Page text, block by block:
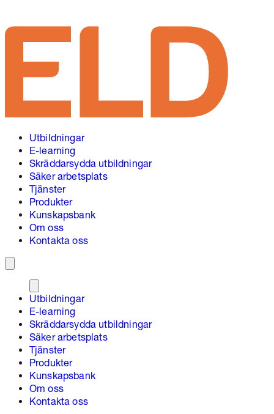
innehåll
Utbildningar
E-learning
Skräddarsydda utbildningar
Säker arbetsplats
Tjänster
Produkter
Kunskapsbank
Om oss
Kontakta oss
Utbildningar
E-learning
Skräddarsydda utbildningar
Säker arbetsplats
Tjänster
Produkter
Kunskapsbank
Om oss
Kontakta oss